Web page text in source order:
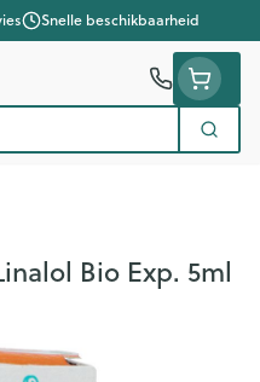
Snelle beschikbaarheid
Zoek
Bio Exp. 5ml